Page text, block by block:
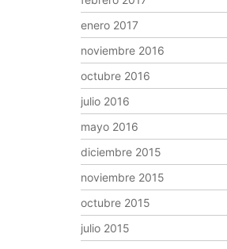
enero 2017
noviembre 2016
octubre 2016
julio 2016
mayo 2016
diciembre 2015
noviembre 2015
octubre 2015
julio 2015